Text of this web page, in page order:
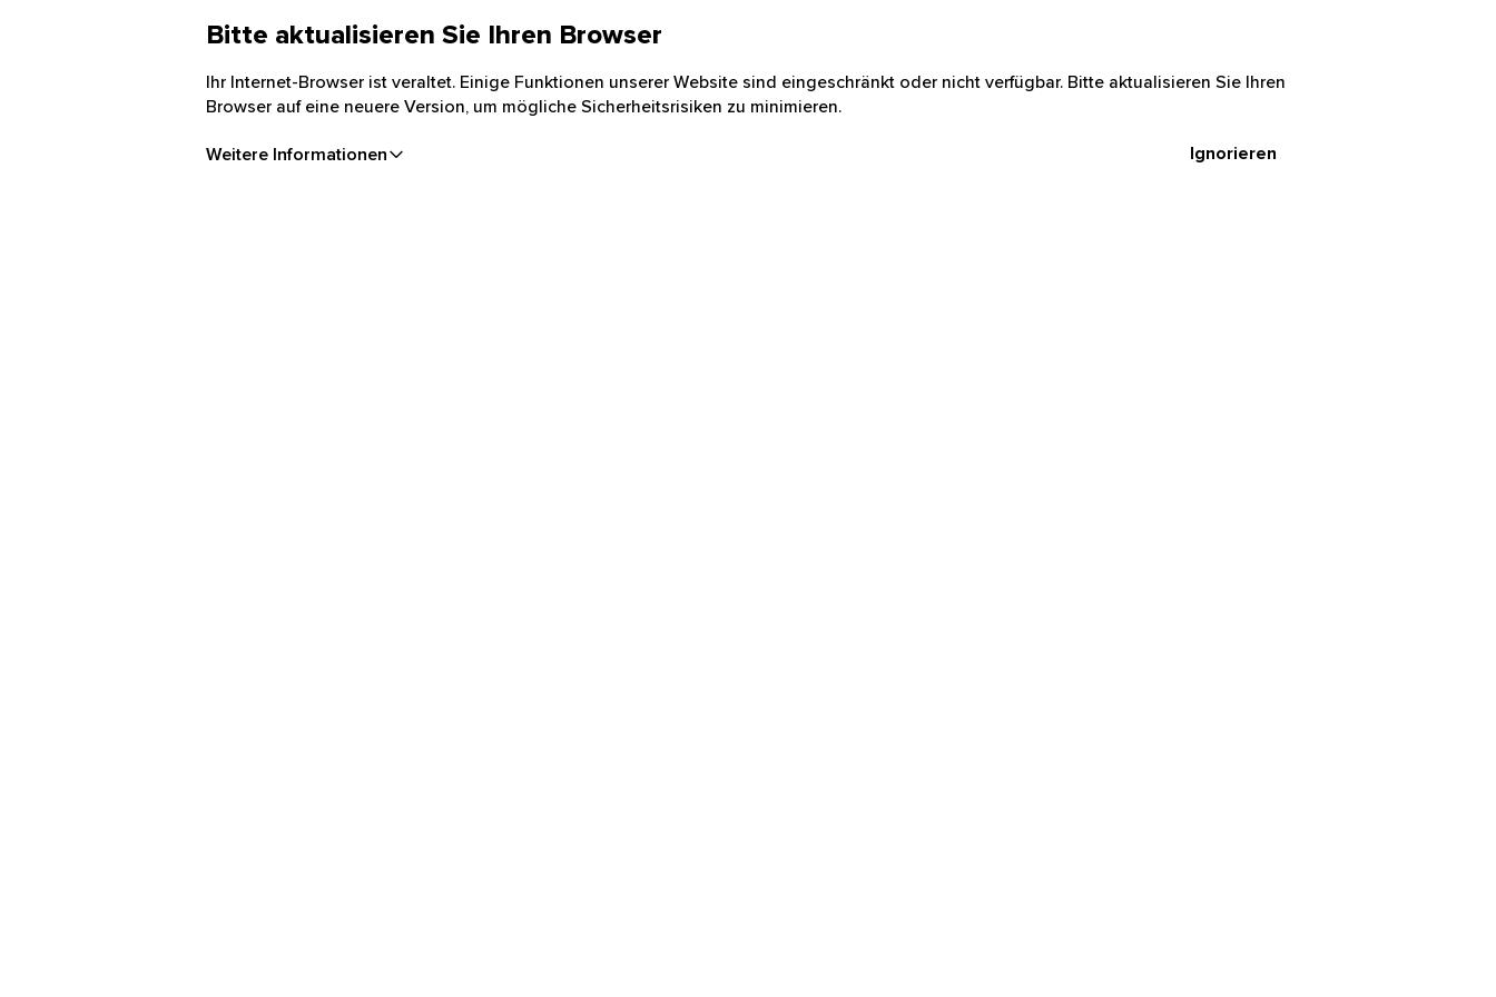
Bitte aktualisieren Sie Ihren Browser
Ihr Internet-Browser ist veraltet. Einige Funktionen unserer Website sind eingeschränkt oder nicht verfügbar. Bitte aktualisieren Sie Ihren
Browser auf eine neuere Version, um mögliche Sicherheitsrisiken zu minimieren.
Weitere Informationen Ignorieren